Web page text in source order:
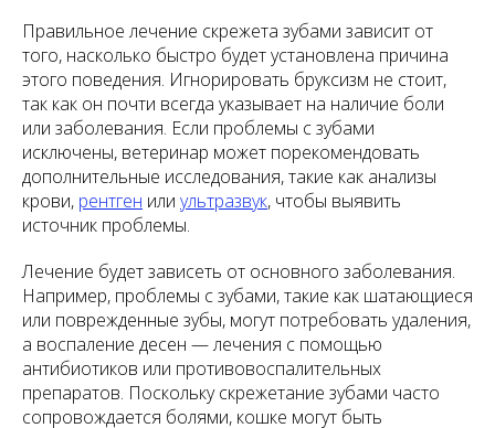
Правильное лечение скрежета зубами зависит от
того, насколько быстро будет установлена причина
этого поведения. Игнорировать бруксизм не стоит,
так как он почти всегда указывает на наличие боли
или заболевания. Если проблемы с зубами
исключены, ветеринар может порекомендовать
дополнительные исследования, такие как анализы
крови, рентген или ультразвук, чтобы выявить
источник проблемы.
Лечение будет зависеть от основного заболевания.
Например, проблемы с зубами, такие как шатающиеся
или поврежденные зубы, могут потребовать удаления,
а воспаление десен — лечения с помощью
антибиотиков или противовоспалительных
препаратов. Поскольку скрежетание зубами часто
сопровождается болями, кошке могут быть